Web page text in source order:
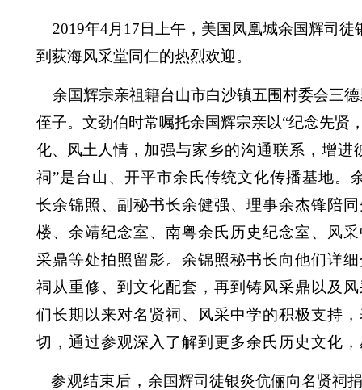
2019年4月 17 日上午，美国凤凰城余国辉司
到荻海风采堂同仁的热烈欢迎。
余国辉宗亲祖籍台山市白沙镇五围村委会三
侄子。文劲伯时常嘱托余国辉宗亲以“纪念先贤
化、风土人情， 加强与家乡的沟通联系，增进
祠”是台山、开平市余氏传统文化传播基地
长余锦照、副秘书长余健强、理事余杰锋陪
楼、余靖纪念室、南粤余氏历史纪念室、风
采鼎等处拍照留影。余锦照秘书长向他们详
祠从重修、到文化配套，再到铸风采鼎以及
们长期以来对名贤祠、风采中学的积极支持
切，通过参观深入了解到更多余氏历史文化
参观结束后， 余国辉司徒银炎伉俪向名贤祠